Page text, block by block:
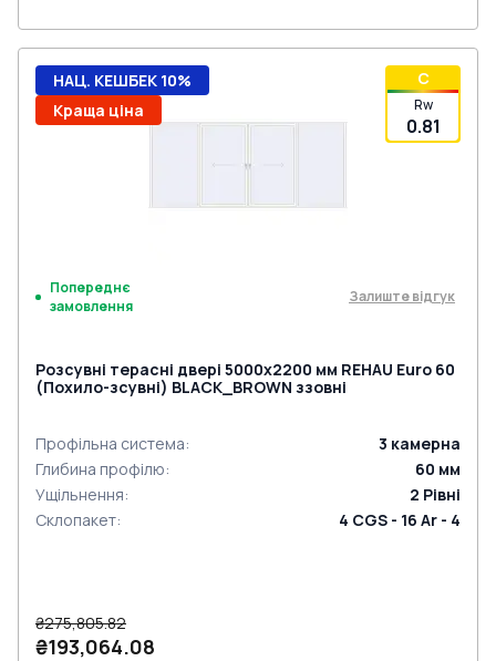
C
Rw
0.81
НАЦ. КЕШБЕК 10%
Краща ціна
Попереднє
замовлення
Залиште відгук
Розсувні терасні двері 5000x2200 мм REHAU Euro 60
(Похило-зсувні) BLACK_BROWN ззовні
Профільна система: 3 камерна
Глибина профілю: 60 мм
Ущільнення: 2 Рівні
Склопакет: 4 CGS - 16 Ar - 4
₴275,805.82
₴193,064.08